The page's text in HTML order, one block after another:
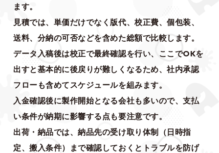
ます。
見積では、単価だけでなく版代、校正費、個包装、
送料、分納の可否などを含めた総額で比較します。
データ入稿後は校正で最終確認を行い、ここでOKを
出すと基本的に後戻りが難しくなるため、社内承認
フローも含めてスケジュールを組みます。
入金確認後に製作開始となる会社も多いので、支払
い条件が納期に影響する点も要注意です。
出荷・納品では、納品先の受け取り体制（日時指
定、搬入条件）まで確認しておくとトラブルを防げ